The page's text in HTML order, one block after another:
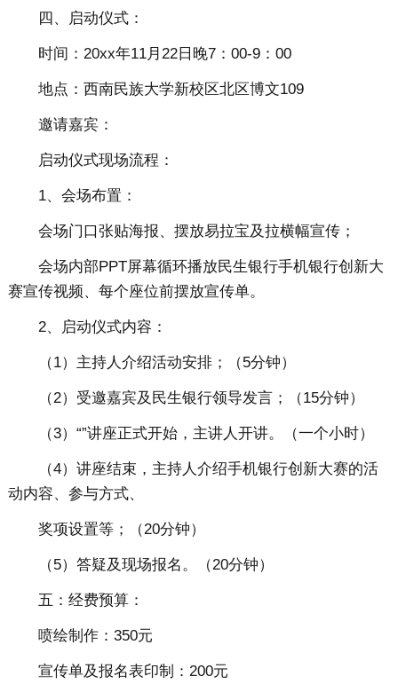
四、启动仪式：
时间：20xx年11月22日晚7：00-9：00
地点：西南民族大学新校区北区博文109
邀请嘉宾：
启动仪式现场流程：
1、会场布置：
会场门口张贴海报、摆放易拉宝及拉横幅宣传；
会场内部PPT屏幕循环播放民生银行手机银行创新大
赛宣传视频、每个座位前摆放宣传单。
2、启动仪式内容：
（1）主持人介绍活动安排；（5分钟）
（2）受邀嘉宾及民生银行领导发言；（15分钟）
（3）“”讲座正式开始，主讲人开讲。（一个小时）
（4）讲座结束，主持人介绍手机银行创新大赛的活
动内容、参与方式、
奖项设置等；（20分钟）
（5）答疑及现场报名。（20分钟）
五：经费预算：
喷绘制作：350元
宣传单及报名表印制：200元